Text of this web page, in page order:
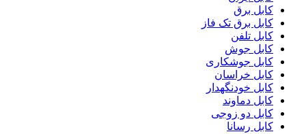
کابل برق
کابل برق تک فاز
کابل تلفن
کابل جوش
کابل جوشکاری
کابل خراسان
کابل خودنگهدار
کابل دماوند
کابل دو زوجی
کابل رسانا